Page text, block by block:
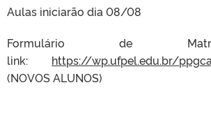
Aulas iniciarão dia 08/08
Formulário de
link: https://wp.ufpel.edu.br/
(NOVOS ALUNOS)